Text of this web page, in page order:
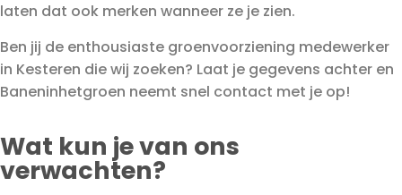
laten dat ook merken wanneer ze je zien.
Ben jij de enthousiaste groenvoorziening medewerker
in Kesteren die wij zoeken? Laat je gegevens achter en
Baneninhetgroen neemt snel contact met je op!
Wat kun je van ons
verwachten?